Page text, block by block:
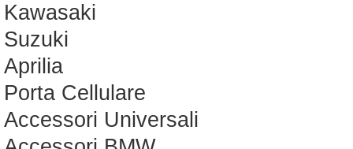
Kawasaki
Suzuki
Aprilia
Porta Cellulare
Accessori Universali